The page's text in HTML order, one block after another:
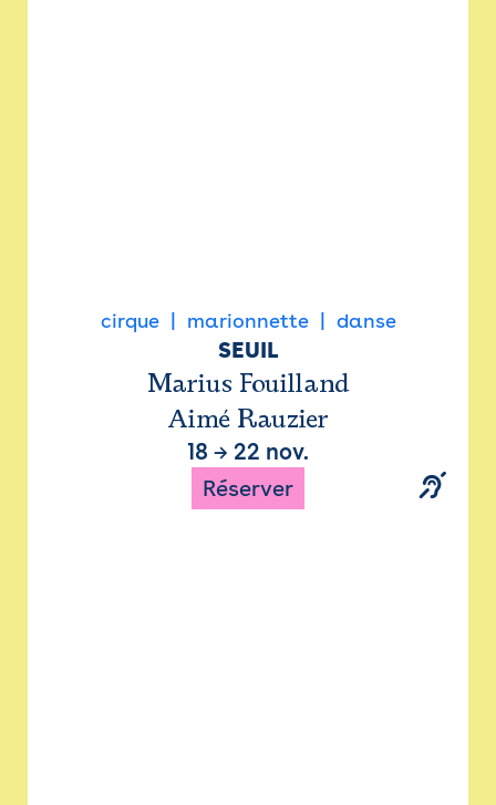
cirque marionnette danse
SEUIL
Marius Fouilland
Aimé Rauzier
18 → 22 nov.
Réserver